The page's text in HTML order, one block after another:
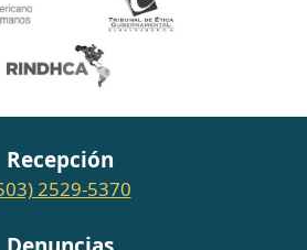
Recepción
2529-5370